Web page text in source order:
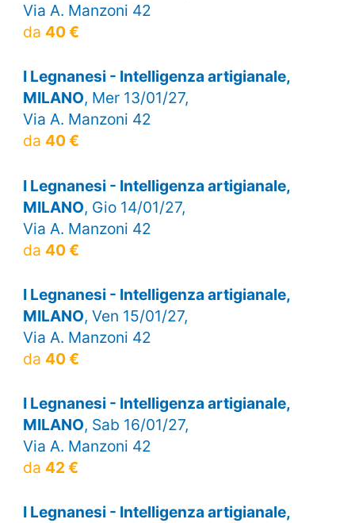
Via A. Manzoni 42
da 40 €
I Legnanesi - Intelligenza artigianale,
MILANO, Mer 13/01/27,
Via A. Manzoni 42
da 40 €
I Legnanesi - Intelligenza artigianale,
MILANO, Gio 14/01/27,
Via A. Manzoni 42
da 40 €
I Legnanesi - Intelligenza artigianale,
MILANO, Ven 15/01/27,
Via A. Manzoni 42
da 40 €
I Legnanesi - Intelligenza artigianale,
MILANO, Sab 16/01/27,
Via A. Manzoni 42
da 42 €
I Legnanesi - Intelligenza artigianale,